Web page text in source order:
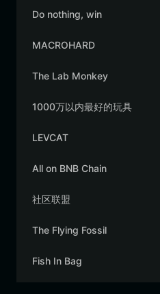
Do nothing, win
MACROHARD
The Lab Monkey
1000万以内最好的玩具
LEVCAT
All on BNB Chain
社区联盟
The Flying Fossil
Fish In Bag